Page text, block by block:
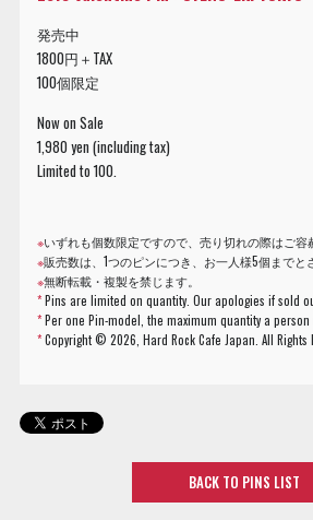
発売中
1800円＋TAX
100個限定
Now on Sale
1,980 yen (including tax)
Limited to 100.
※いずれも個数限定ですので、売り切れの際はご容
※販売数は、1つのピンにつき、お一人様5個までと
※無断転載・複製を禁じます。
*Pins are limited on quantity. Our apologies if sold
*Per one Pin-model, the maximum quantity a
*Copyright ©2026, Hard Rock Cafe Japan. All Rights
BACK TO PINS LIST